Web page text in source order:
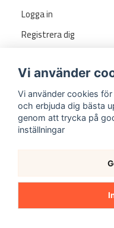
Logga in
Registrera dig
Copyright ©2026
Vi använder
Vi använder cookies
och erbjuda dig bästa
genom att trycka på
inställningar